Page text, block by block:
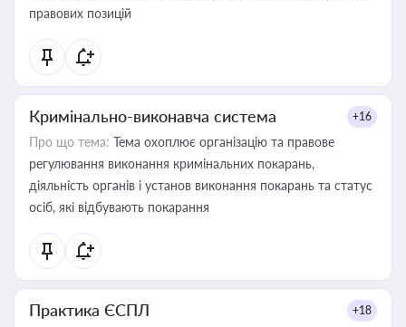
правових позицій
Кримінально-виконавча система +16
Про що тема: Тема охоплює організацію та правове
регулювання виконання кримінальних покарань,
діяльність органів і установ виконання покарань та статус
осіб, які відбувають покарання
Практика ЄСПЛ +18